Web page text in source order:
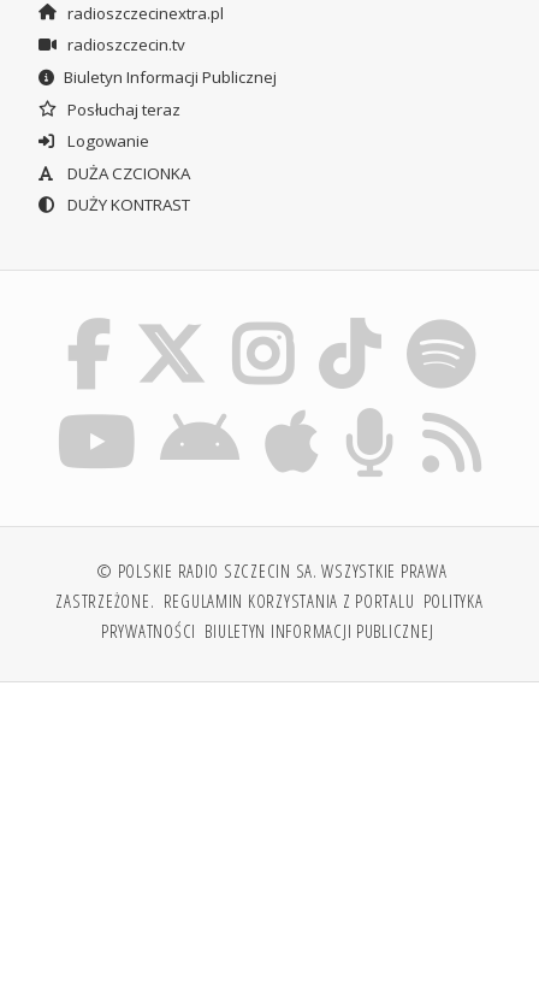
radioszczecinextra.pl
radioszczecin.tv
Biuletyn Informacji Publicznej
Posłuchaj teraz
Logowanie
DUŻA CZCIONKA
DUŻY KONTRAST
© POLSKIE RADIO SZCZECIN SA. WSZYSTKIE PRAWA
ZASTRZEŻONE. REGULAMIN KORZYSTANIA Z PORTALU POLITYKA
PRYWATNOŚCI BIULETYN INFORMACJI PUBLICZNEJ